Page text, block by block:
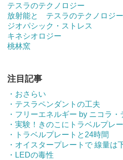
テスラのテクノロジー
放射能と テスラのテクノロジー
ジオパシック・ストレス
キネシオロジー
桃林窯
注目記事
・おさらい
・テスラペンダントの工夫
・フリーエネルギー by ニコラ・
・実験！きのこにトラベルプレ
・トラベルプレートと24時間
・オイスタープレートで 線量は
・LEDの毒性